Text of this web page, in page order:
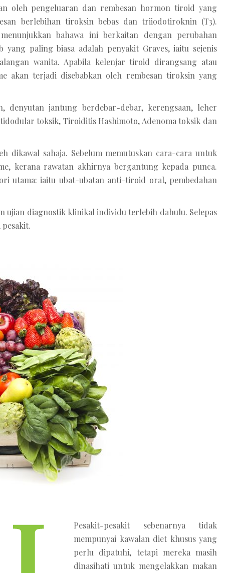
oleh pengeluaran dan rembesan hormon tiroid yang
berlebihan tiroksin bebas dan triiodotiroknin (T3).
bahawa ini berkaitan dengan perubahan
paling biasa adalah penyakit Graves, iaitu sejenis
wanita. Apabila kelenjar tiroid dirangsang atau
akan terjadi disebabkan oleh rembesan tiroksin yang
denyutan jantung berdebar-debar, kerengsaan, leher
toksik, Tiroiditis Hashimoto, Adenoma toksik dan
dikawal sahaja. Sebelum memutuskan cara-cara untuk
kerana rawatan akhirnya bergantung kepada punca.
utama: iaitu ubat-ubatan anti-tiroid oral, pembedahan
ujian diagnostik klinikal individu terlebih dahulu. Selepas
Pesakit-pesakit sebenarnya tidak
mempunyai kawalan diet khusus yang
perlu dipatuhi, tetapi mereka masih
dinasihati untuk mengelakkan makan